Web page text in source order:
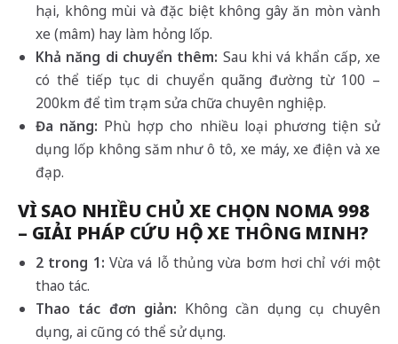
hại, không mùi và đặc biệt không gây ăn mòn vành
xe (mâm) hay làm hỏng lốp.
Khả năng di chuyển thêm: Sau khi vá khẩn cấp, xe
có thể tiếp tục di chuyển quãng đường từ 100 –
200km để tìm trạm sửa chữa chuyên nghiệp.
Đa năng: Phù hợp cho nhiều loại phương tiện sử
dụng lốp không săm như ô tô, xe máy, xe điện và xe
đạp.
VÌ SAO NHIỀU CHỦ XE CHỌN NOMA 998
– GIẢI PHÁP CỨU HỘ XE THÔNG MINH?
2 trong 1: Vừa vá lỗ thủng vừa bơm hơi chỉ với một
thao tác.
Thao tác đơn giản: Không cần dụng cụ chuyên
dụng, ai cũng có thể sử dụng.